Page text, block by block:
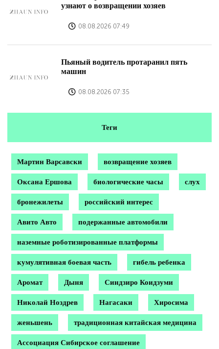
узнают о возвращении хозяев
08.08.2026 07:49
Пьяный водитель протаранил пять
машин
08.08.2026 07:35
Теги
Мартин Варсавски возвращение хозяев
Оксана Ершова биологические часы слух
бронежилеты российский интерес
Авито Авто подержанные автомобили
наземные роботизированные платформы
кумулятивная боевая часть гибель ребенка
Аромат Дыня Синдзиро Коидзуми
Николай Ноздрев Нагасаки Хиросима
женьшень традиционная китайская медицина
Ассоциация Сибирское соглашение